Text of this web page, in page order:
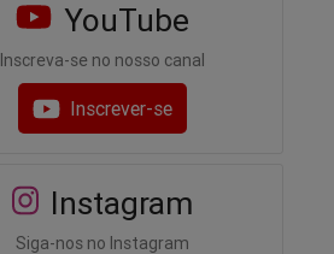
YouTube
Inscreva-se no nosso canal
Inscrever-se
Instagram
Siga-nos no Instagram